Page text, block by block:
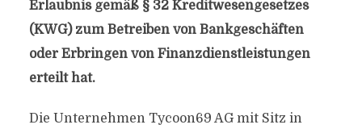
Erlaubnis gemäß § 32 Kreditwesengesetzes
(KWG) zum Betreiben von Bankgeschäften
oder Erbringen von Finanzdienstleistungen
erteilt hat.
Die Unternehmen Tycoon69 AG mit Sitz in